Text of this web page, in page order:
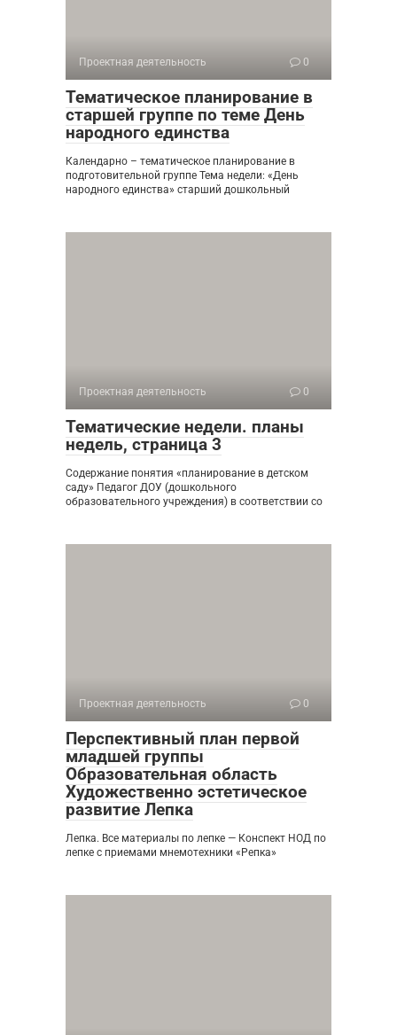
Проектная деятельность 0
Тематическое планирование в
старшей группе по теме День
народного единства
Календарно – тематическое планирование в
подготовительной группе Тема недели: «День
народного единства» старший дошкольный
Проектная деятельность 0
Тематические недели. планы
недель, страница 3
Содержание понятия «планирование в детском
саду» Педагог ДОУ (дошкольного
образовательного учреждения) в соответствии со
Проектная деятельность 0
Перспективный план первой
младшей группы
Образовательная область
Художественно эстетическое
развитие Лепка
Лепка. Все материалы по лепке — Конспект НОД по
лепке с приемами мнемотехники «Репка»